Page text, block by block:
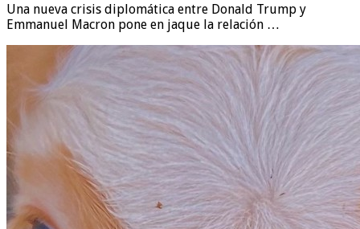
Una nueva crisis diplomática entre Donald Trump y
Emmanuel Macron pone en jaque la relación …